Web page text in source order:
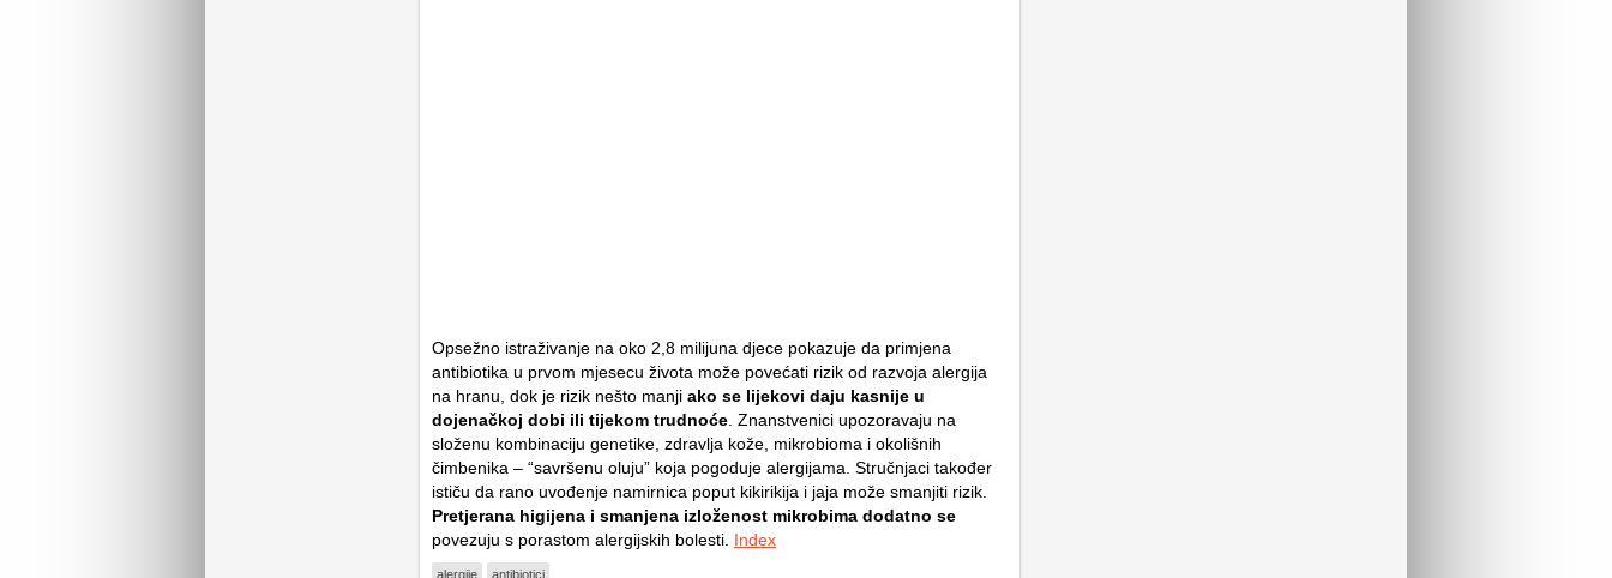
Opsežno istraživanje na oko 2,8 milijuna djece pokazuje da primjena
antibiotika u prvom mjesecu života može povećati rizik od razvoja alergija
na hranu, dok je rizik nešto manji ako se lijekovi daju kasnije u
dojenačkoj dobi ili tijekom trudnoće . Znanstvenici upozoravaju na
složenu kombinaciju genetike, zdravlja kože, mikrobioma i okolišnih
čimbenika – “savršenu oluju” koja pogoduje alergijama. Stručnjaci također
ističu da rano uvođenje namirnica poput kikirikija i jaja može smanjiti rizik.
Pretjerana higijena i smanjena izloženost mikrobima dodatno se
povezuju s porastom alergijskih bolesti. Index
alergije antibiotici